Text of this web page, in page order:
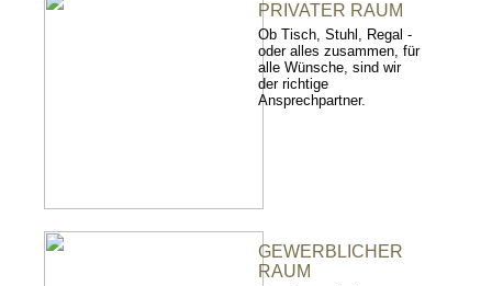
PRIVATER RAUM
Ob Tisch, Stuhl, Regal -
oder alles zusammen, für
alle Wünsche, sind wir
der richtige
Ansprechpartner.
GEWERBLICHER
RAUM